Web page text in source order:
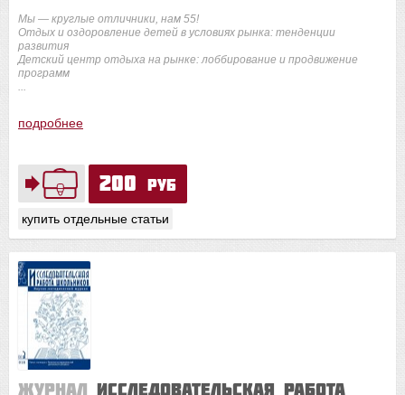
200 руб
купить отдельные статьи
Мы — круглые отличники, нам 55!
Отдых и оздоровление детей в условиях рынка: тенденции
развития
Детский центр отдыха на рынке: лоббирование и продвижение
программ
подробнее
Журнал Исследовательская работа